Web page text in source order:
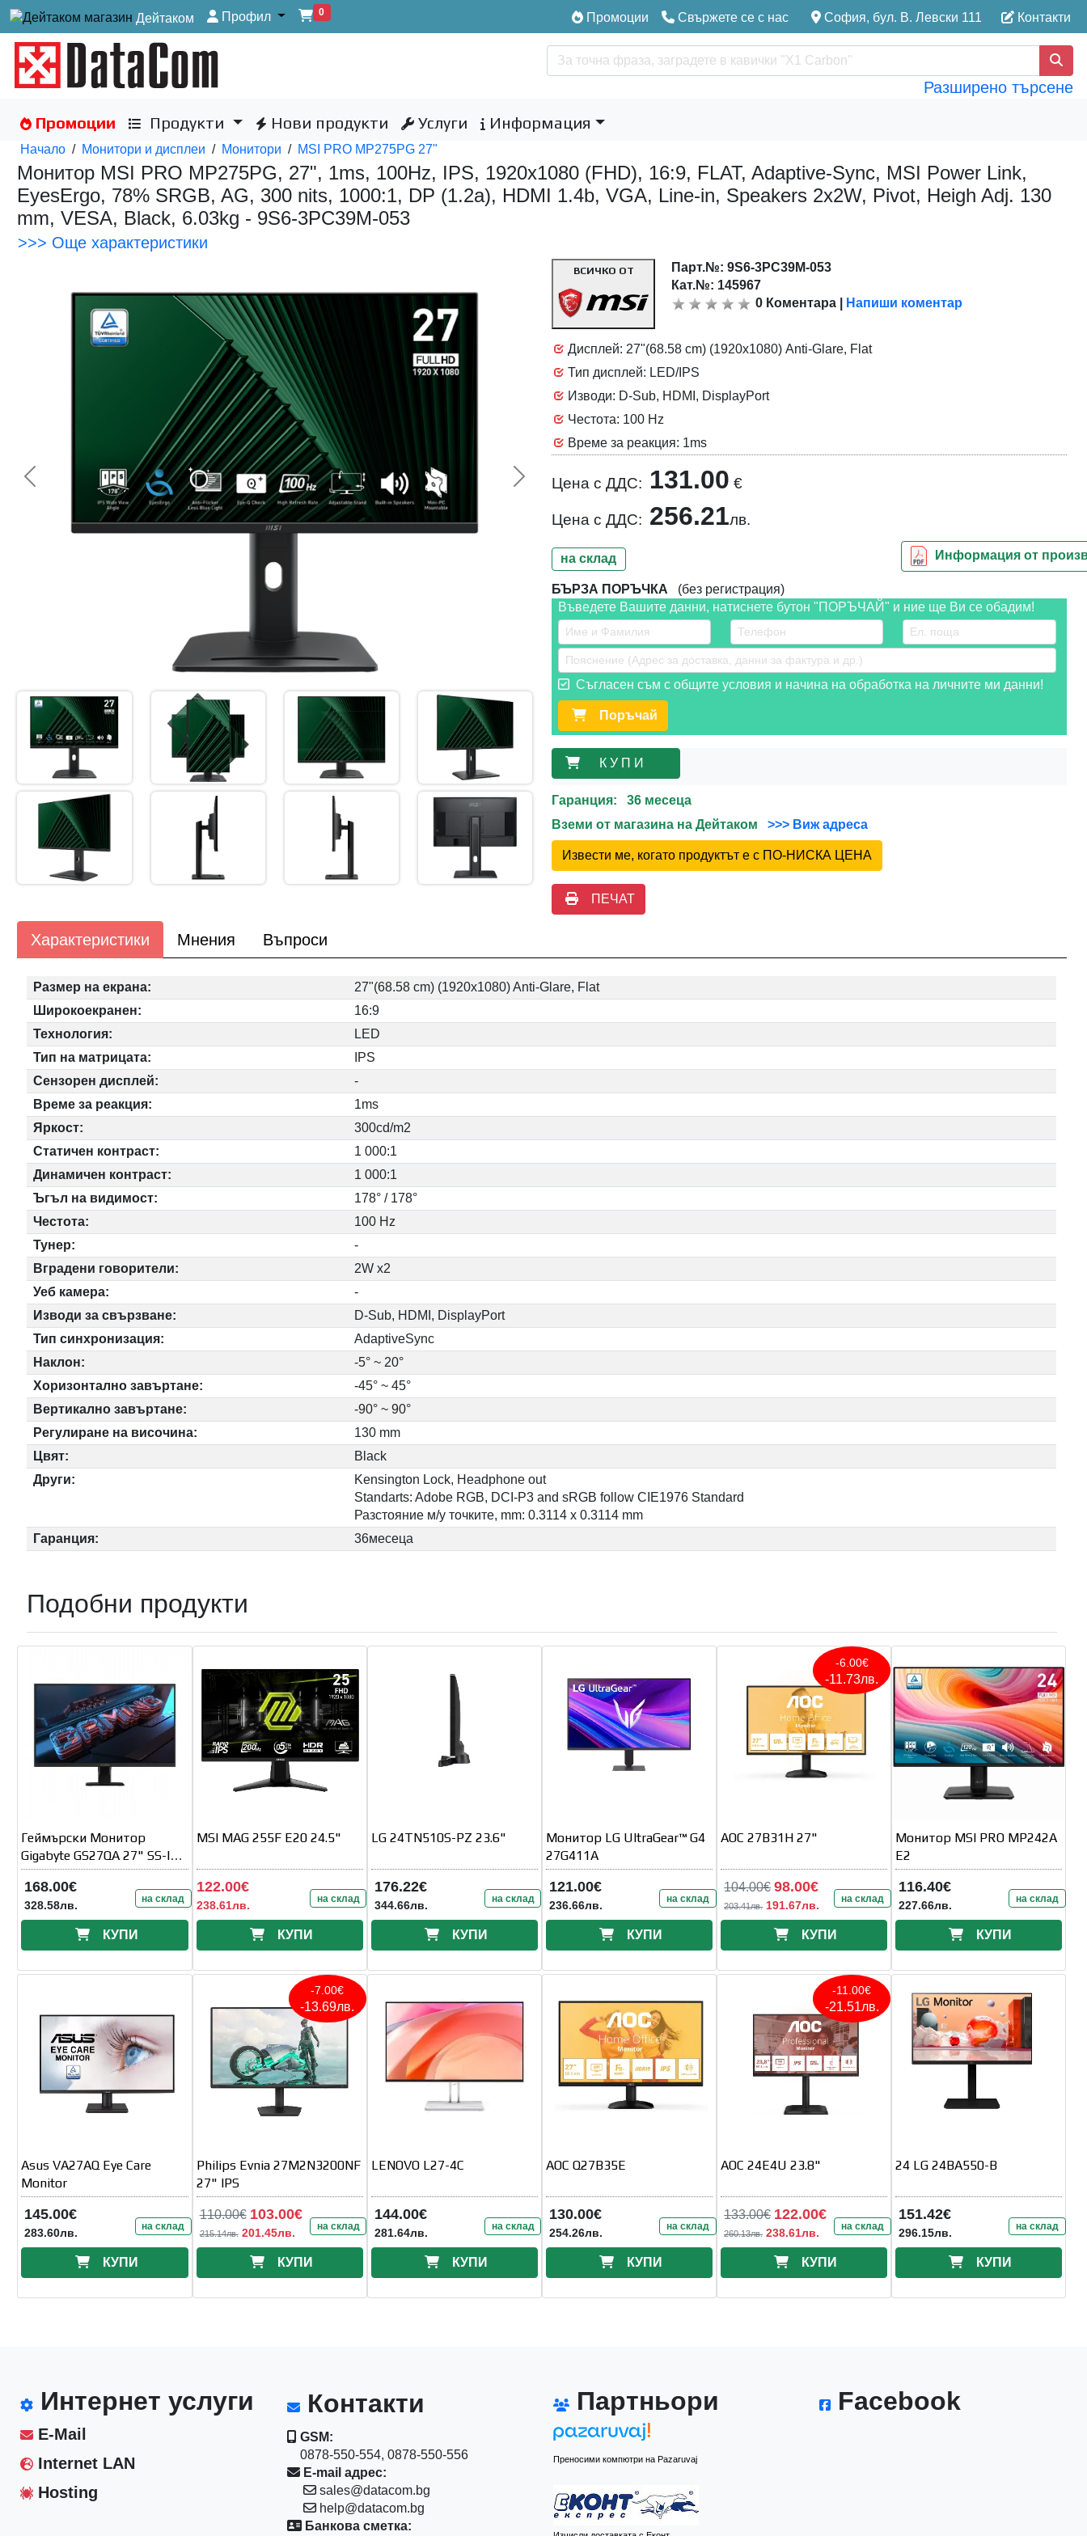
Дейтаком Профил 0 Промоции Свържете се с нас София, бул. В. Левски 111 Контакти
Разширено търсене
Промоции Продукти Нови продукти Услуги Информация
Начало / Монитори и дисплеи / Монитори / MSI PRO MP275PG 27"
Монитор MSI PRO MP275PG, 27", 1ms, 100Hz, IPS, 1920x1080 (FHD), 16:9, FLAT, Adaptive-Sync, MSI Power Link,
EyesErgo, 78% SRGB, AG, 300 nits, 1000:1, DP (1.2a), HDMI 1.4b, VGA, Line-in, Speakers 2x2W, Pivot, Heigh Adj. 130
mm, VESA, Black, 6.03kg - 9S6-3PC39M-053
>>> Още характеристики
<< Предишна Следваща >>
ВСИЧКО ОТ Парт.№: 9S6-3PC39M-053
Кат.№: 145967
0 Коментара Напиши коментар
Дисплей: 27"(68.58 cm) (1920x1080) Anti-Glare, Flat
Тип дисплей: LED/IPS
Изводи: D-Sub, HDMI, DisplayPort
Честота: 100 Hz
Време за реакция: 1ms
Цена с ДДС: 131.00 €
Цена с ДДС: 256.21лв.
на склад Информация от
БЪРЗА ПОРЪЧКА (без регистрация)
Въведете Вашите данни, натиснете бутон "ПОРЪЧАЙ" и ние ще Ви се обадим!
Съгласен съм с общите условия и начина на обработка на личните ми данни!
Поръчай
К У П И
Гаранция: 36 месеца
Вземи от магазина на Дейтаком
>>> Виж адреса
Извести ме, когато продуктът е с ПО-НИСКА ЦЕНА
ПЕЧАТ
Характеристики Мнения Въпроси
Размер на екрана:
27"(68.58 cm) (1920x1080) Anti-Glare, Flat
Широкоекранен:
16:9
Технология:
LED
Тип на матрицата:
IPS
Сензорен дисплей:
-
Време за реакция:
1ms
Яркост:
300cd/m2
Статичен контраст:
1 000:1
Динамичен контраст:
1 000:1
Ъгъл на видимост:
178° / 178°
Честота:
100 Hz
Тунер:
-
Вградени говорители:
2W x2
Уеб камера:
-
Изводи за свързване:
D-Sub, HDMI, DisplayPort
Тип синхронизация:
AdaptiveSync
Наклон:
-5° ~ 20°
Хоризонтално завъртане:
-45° ~ 45°
Вертикално завъртане:
-90° ~ 90°
Регулиране на височина:
130 mm
Цвят:
Black
Други:
Kensington Lock, Headphone out
Standarts: Adobe RGB, DCI-P3 and sRGB follow CIE1976 Standard
Разстояние м/у точките, mm: 0.3114 x 0.3114 mm
Гаранция:
36месеца
Подобни продукти
Геймърски Монитор
Gigabyte GS27QA 27" SS-IPS
QHD(2560x1440)
168.00€
328.58лв. на склад
КУПИ
MSI MAG 255F E20 24.5"
122.00€
238.61лв. на склад
КУПИ
LG 24TN510S-PZ 23.6"
176.22€
344.66лв. на склад
КУПИ
Монитор LG UltraGear™ G4
27G411A
121.00€
236.66лв. на склад
КУПИ
-6.00€
-11.73лв.
AOC 27B31H 27"
104.00€ 98.00€
203.41лв. 191.67лв. на склад
КУПИ
Монитор MSI PRO MP242A
E2
116.40€
227.66лв. на склад
КУПИ
Asus VA27AQ Eye Care
Monitor
145.00€
283.60лв. на склад
КУПИ
-7.00€
-13.69лв.
Philips Evnia 27M2N3200NF
27" IPS
110.00€ 103.00€
215.14лв. 201.45лв. на склад
КУПИ
LENOVO L27-4C
144.00€
281.64лв. на склад
КУПИ
AOC Q27B35E
130.00€
254.26лв. на склад
КУПИ
-11.00€
-21.51лв.
AOC 24E4U 23.8"
133.00€ 122.00€
260.13лв. 238.61лв. на склад
КУПИ
24 LG 24BA550-B
151.42€
296.15лв. на склад
КУПИ
Интернет услуги
E-Mail
Internet LAN
Hosting
Контакти
GSM:
0878-550-554, 0878-550-556
E-mail адрес:
sales@datacom.bg
help@datacom.bg
Банкова сметка:
Партньори
Преносими компютри на Pazaruvaj
Facebook